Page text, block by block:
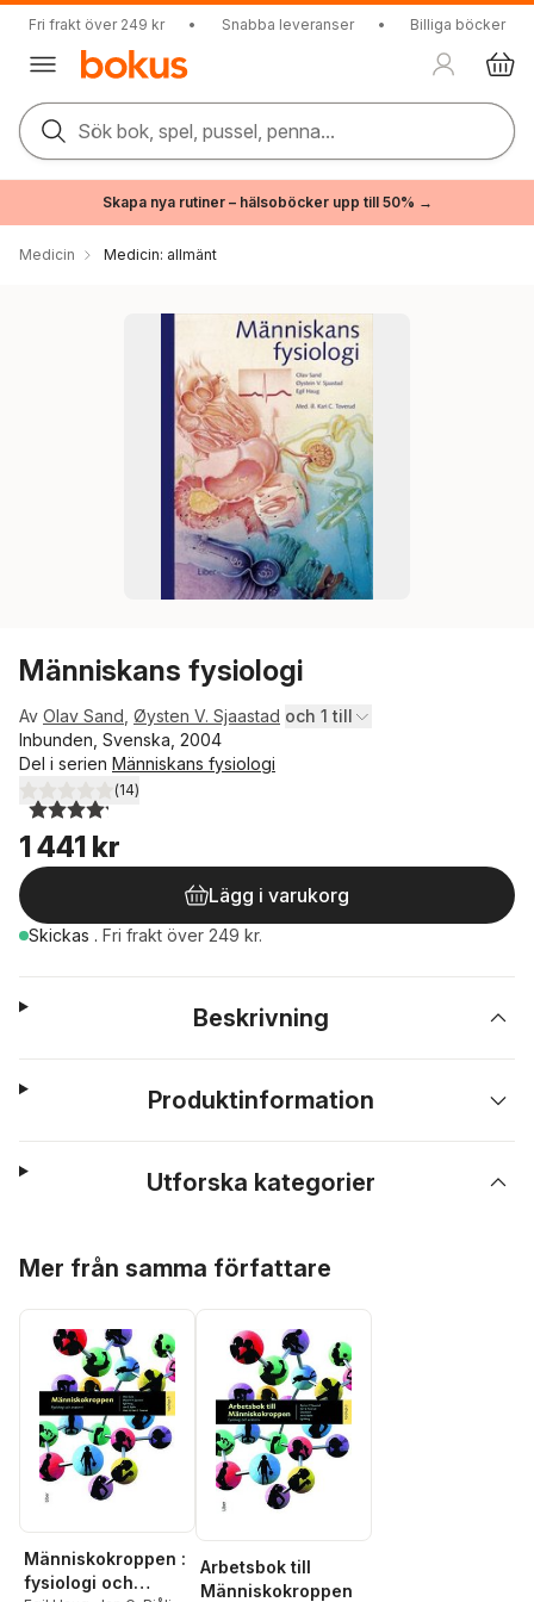
Fri frakt över 249 kr • Snabba leveranser • Billiga böcker
Sök bok, spel, pussel, penna...
Skapa nya rutiner – hälsoböcker upp till 50% →
Medicin Medicin: allmänt
Människans fysiologi
Av Olav Sand Øysten V. Sjaastad och 1 till
Inbunden, Svenska, 2004
Del i serien Människans fysiologi
4,2utav 5 stjärnor. Totalt antal röster:
(14)
1 441 kr
Lägg i varukorg
Skickas . Fri frakt över 249 kr.
Beskrivning
Produktinformation
Utforska kategorier
Mer från samma författare
Människokroppen :
fysiologi och
Arbetsbok till
Människokroppen